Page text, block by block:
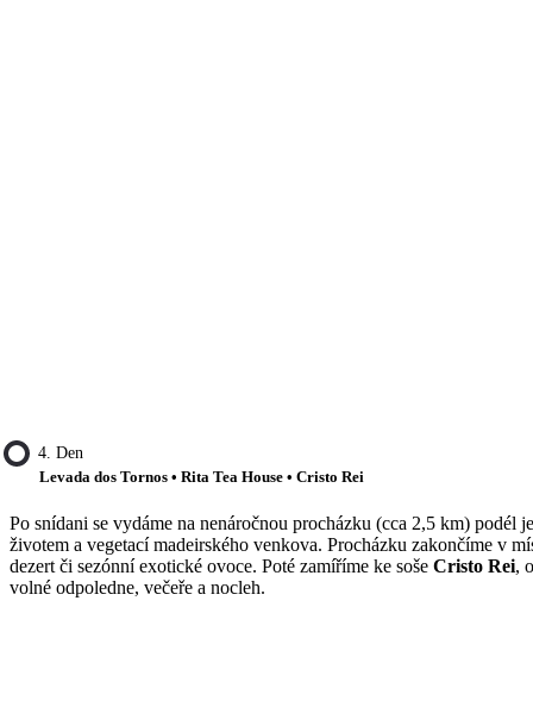
4. Den
Levada dos Tornos • Rita Tea House • Cristo Rei
Po snídani se vydáme na nenáročnou procházku (cca 2,5 km) podél
životem a vegetací madeirského venkova. Procházku zakončíme v
dezert či sezónní exotické ovoce. Poté zamíříme ke soše Cristo Rei,
volné odpoledne, večeře a nocleh.